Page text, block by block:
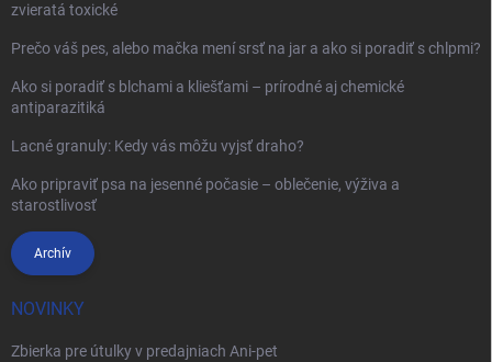
zvieratá toxické
Prečo váš pes, alebo mačka mení srsť na jar a ako si poradiť s chlpmi?
Ako si poradiť s blchami a kliešťami – prírodné aj chemické
antiparazitiká
Lacné granuly: Kedy vás môžu vyjsť draho?
Ako pripraviť psa na jesenné počasie – oblečenie, výživa a
starostlivosť
Archív
NOVINKY
Zbierka pre útulky v predajniach Ani-pet